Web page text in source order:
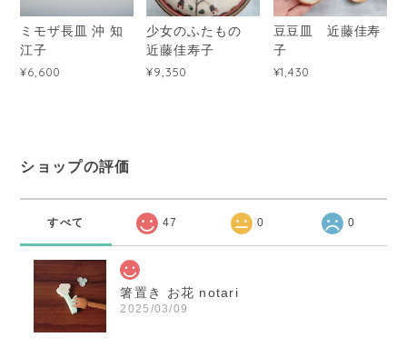
ミモザ長皿 沖 知
江子
¥6,600
少女のふたもの
近藤佳寿子
¥9,350
豆豆皿 近藤佳寿
子
¥1,430
ショップの評価
すべて 47 0 0
箸置き お花 notari
2025/03/09